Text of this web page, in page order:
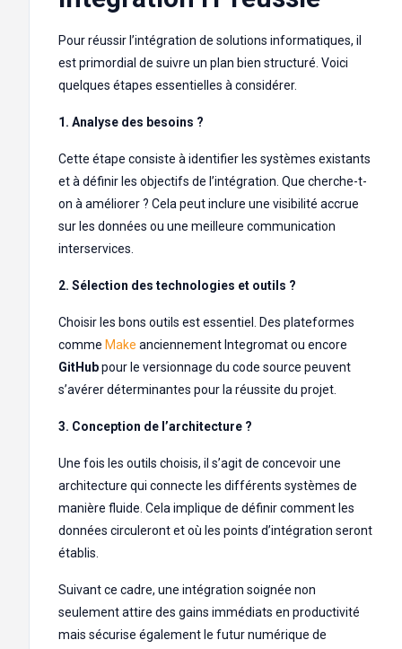
Pour réussir l’intégration de solutions informatiques, il
est primordial de suivre un plan bien structuré. Voici
quelques étapes essentielles à considérer.
1. Analyse des besoins ?️
Cette étape consiste à identifier les systèmes existants
et à définir les objectifs de l’intégration. Que cherche-t-
on à améliorer ? Cela peut inclure une visibilité accrue
sur les données ou une meilleure communication
interservices.
2. Sélection des technologies et outils ?
Choisir les bons outils est essentiel. Des plateformes
comme Make anciennement Integromat ou encore
GitHubpour le versionnage du code source peuvent
s’avérer déterminantes pour la réussite du projet.
3. Conception de l’architecture ?️
Une fois les outils choisis, il s’agit de concevoir une
architecture qui connecte les différents systèmes de
manière fluide. Cela implique de définir comment les
données circuleront et où les points d’intégration seront
établis.
Suivant ce cadre, une intégration soignée non
seulement attire des gains immédiats en productivité
mais sécurise également le futur numérique de